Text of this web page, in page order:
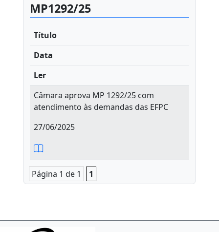
MP1292/25
Título
Data
Ler
Câmara aprova MP 1292/25 com
atendimento às demandas das EFPC
27/06/2025
Página 1 de 1 1